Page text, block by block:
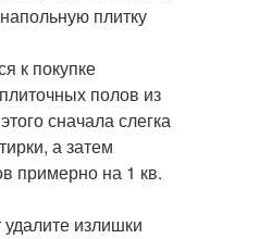
плитку
к покупке
полов из
сначала слегка
а затем
примерно на 1 кв.
излишки